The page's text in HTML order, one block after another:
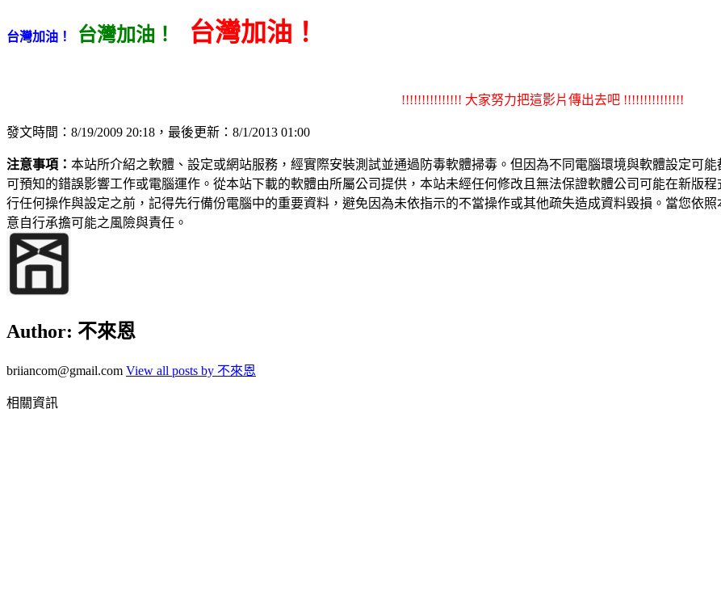
台灣加油！ 台灣加油！ 台灣加油！
!!!!!!!!!!!!!!! 大家努力把這影片傳出去吧 !!!!!!!!!!!!!!!
發文時間：8/19/2009 20:18，最後更新：8/1/2013 01:00
注意事項： 本站所介紹之軟體、設定或網站服務，經實際安裝測試並通過防毒軟體掃毒。但因為不同電腦環境與軟體設定可
可預知的錯誤影響工作或電腦運作。從本站下載的軟體由所屬公司提供，本站未經任何修改且無法保證軟體公司可能在新版
行任何操作與設定之前，記得先行備份電腦中的重要資料，避免因為未依指示的不當操作或其他疏失造成資料毀損。當您依
意自行承擔可能之風險與責任。
Author: 不來恩
briiancom@gmail.com View all posts by 不來恩
相關資訊